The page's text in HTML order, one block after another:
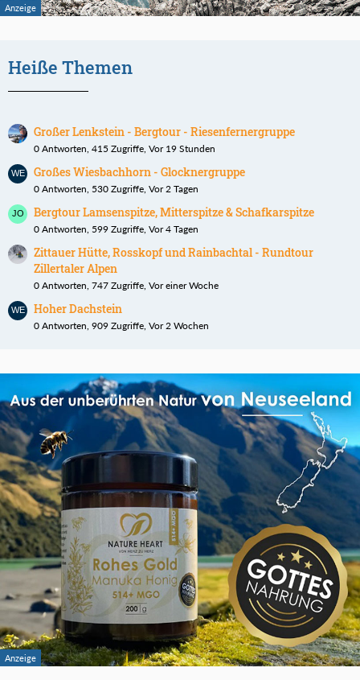
Heiße Themen
Großer Lenkstein - Bergtour - Riesenfernergruppe
0 Antworten, 415 Zugriffe, Vor 19 Stunden
Großes Wiesbachhorn - Glocknergruppe
0 Antworten, 530 Zugriffe, Vor 2 Tagen
Bergtour Lamsenspitze, Mitterspitze & Schafkarspitze
0 Antworten, 599 Zugriffe, Vor 4 Tagen
Zittauer Hütte, Rosskopf und Rainbachtal - Rundtour
Zillertaler Alpen
0 Antworten, 747 Zugriffe, Vor einer Woche
Hoher Dachstein
0 Antworten, 909 Zugriffe, Vor 2 Wochen